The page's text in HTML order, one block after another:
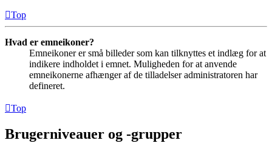
Top
Hvad er emneikoner?
Emneikoner er små billeder som kan tilknyttes et indlæg for at
indikere indholdet i emnet. Muligheden for at anvende
emneikonerne afhænger af de tilladelser administratoren har
defineret.
Top
Brugerniveauer og -grupper